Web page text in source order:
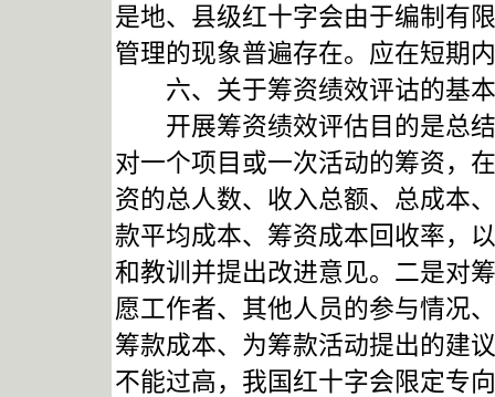
是地、县级红十字会由于编制有
管理的现象普遍存在。应在短期
六、关于筹资绩效评诂的基
开展筹资绩效评估目的是总结
对一个项目或一次活动的筹资，
资的总人数、收入总额、总成本
款平均成本、筹资成本回收率，
和教训并提出改进意见。二是对
愿工作者、其他人员的参与情况
筹款成本、为筹款活动提出的建
不能过高，我国红十字会限定专